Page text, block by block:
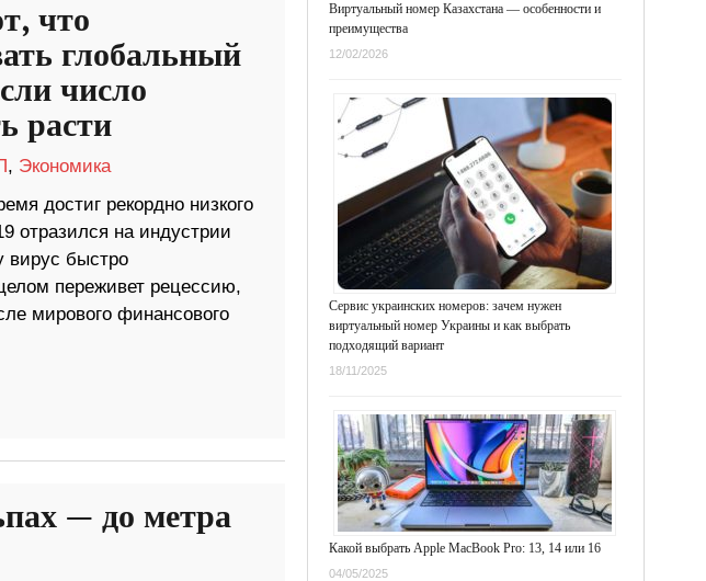
что
глобальный
число
расти
, Экономика
достиг рекордно низкого
отразился на индустрии
вирус быстро
переживет рецессию,
мирового финансового
— до метра
Виртуальный номер Казахстана — особенности и
преимущества
12/02/2026
Сервис украинских номеров: зачем нужен
виртуальный номер Украины и как выбрать
подходящий вариант
18/11/2025
Какой выбрать Apple MacBook Pro: 13, 14 или 16
04/05/2025